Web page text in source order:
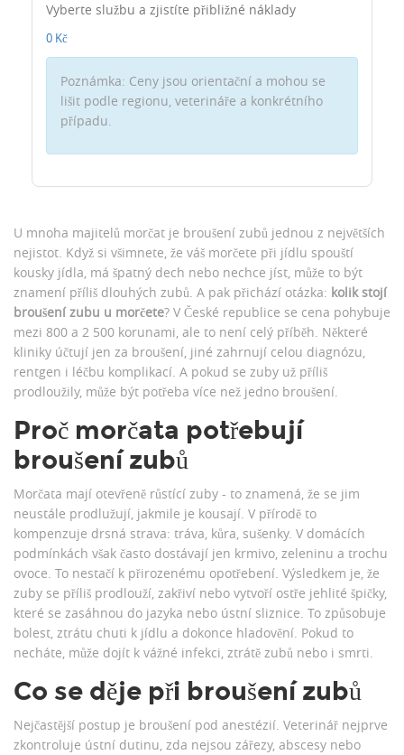
Vyberte službu a zjistíte přibližné náklady
0 Kč
Poznámka: Ceny jsou orientační a mohou se
lišit podle regionu, veterináře a konkrétního
případu.
U mnoha majitelů morčat je broušení zubů jednou z největších
nejistot. Když si všimnete, že váš morčete při jídlu spouští
kousky jídla, má špatný dech nebo nechce jíst, může to být
znamení příliš dlouhých zubů. A pak přichází otázka: kolik stojí
broušení zubu u morčete? V České republice se cena pohybuje
mezi 800 a 2 500 korunami, ale to není celý příběh. Některé
kliniky účtují jen za broušení, jiné zahrnují celou diagnózu,
rentgen i léčbu komplikací. A pokud se zuby už příliš
prodloužily, může být potřeba více než jedno broušení.
Proč morčata potřebují
broušení zubů
Morčata mají otevřeně růstící zuby - to znamená, že se jim
neustále prodlužují, jakmile je kousají. V přírodě to
kompenzuje drsná strava: tráva, kůra, sušenky. V domácích
podmínkách však často dostávají jen krmivo, zeleninu a trochu
ovoce. To nestačí k přirozenému opotřebení. Výsledkem je, že
zuby se příliš prodlouží, zakřiví nebo vytvoří ostře jehlité špičky,
které se zasáhnou do jazyka nebo ústní sliznice. To způsobuje
bolest, ztrátu chuti k jídlu a dokonce hladovění. Pokud to
necháte, může dojít k vážné infekci, ztrátě zubů nebo i smrti.
Co se děje při broušení zubů
Nejčastější postup je broušení pod anestézií. Veterinář nejprve
zkontroluje ústní dutinu, zda nejsou zářezy, abscesy nebo